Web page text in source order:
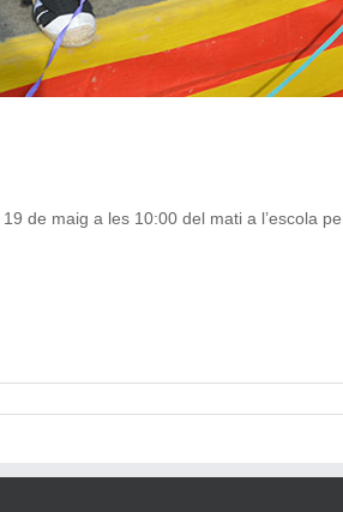
de maig a les 10:00 del mati a l’escola